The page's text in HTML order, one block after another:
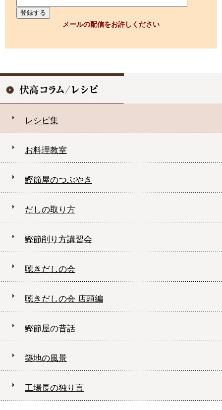
メールの配信をお許しください
レシピ集
お料理教室
鰹節屋のつぶやき
だしの取り方
鰹節削り方講習会
聴きだしの会
聴きだしの会 店頭編
鰹節屋の昔話
築地の風景
工場長の独り言